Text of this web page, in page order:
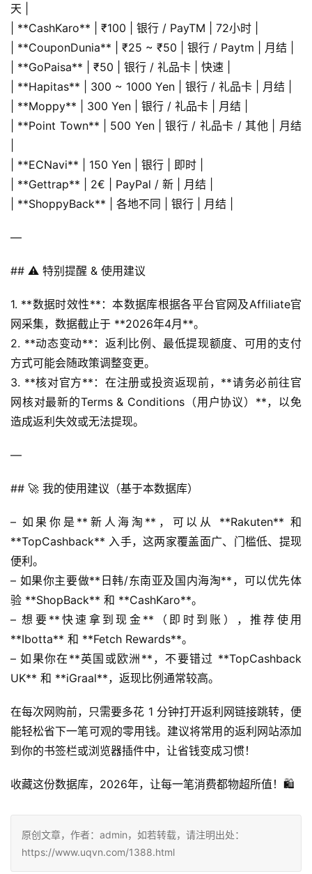
天 |
| **CashKaro** | ₹100 | 银行 / PayTM | 72小时 |
| **CouponDunia** | ₹25 ~ ₹50 | 银行 / Paytm | 月结 |
| **GoPaisa** | ₹50 | 银行 / 礼品卡 | 快速 |
| **Hapitas** | 300 ~ 1000 Yen | 银行 / 礼品卡 | 月结 |
| **Moppy** | 300 Yen | 银行 / 礼品卡 | 月结 |
| **Point Town** | 500 Yen | 银行 / 礼品卡 / 其他 | 月结
| **ECNavi** | 150 Yen | 银行 | 即时 |
| **Gettrap** | 2€ | PayPal / 新 | 月结 |
| **ShoppyBack** | 各地不同 | 银行 | 月结 |
—
## ⚠️ 特别提醒 & 使用建议
1. **数据时效性**：本数据库根据各平台官网及Affiliate官
网采集，数据截止于 **2026年4月**。
2. **动态变动**：返利比例、最低提现额度、可用的支付
方式可能会随政策调整变更。
3. **核对官方**：在注册或投资返现前，**请务必前往官
网核对最新的Terms & Conditions（用户协议）**，以免
造成返利失效或无法提现。
—
## 🚀 我的使用建议（基于本数据库）
– 如果你是**新人海淘**，可以从 **Rakuten** 和
**TopCashback** 入手，这两家覆盖面广、门槛低、提现
便利。
– 如果你主要做**日韩/东南亚及国内海淘**，可以优先体
验 **ShopBack** 和 **CashKaro**。
– 想要**快速拿到现金**（即时到账），推荐使用
**Ibotta** 和 **Fetch Rewards**。
– 如果你在**英国或欧洲**，不要错过 **TopCashback
UK** 和 **iGraal**，返现比例通常较高。
在每次网购前，只需要多花 1 分钟打开返利网链接跳转，便
能轻松省下一笔可观的零用钱。建议将常用的返利网站添加
到你的书签栏或浏览器插件中，让省钱变成习惯！
收藏这份数据库，2026年，让每一笔消费都物超所值！🛍️
原创文章，作者：admin，如若转载，请注明出处：
https://www.uqvn.com/1388.html